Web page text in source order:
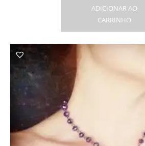
ADICIONAR AO
CARRINHO